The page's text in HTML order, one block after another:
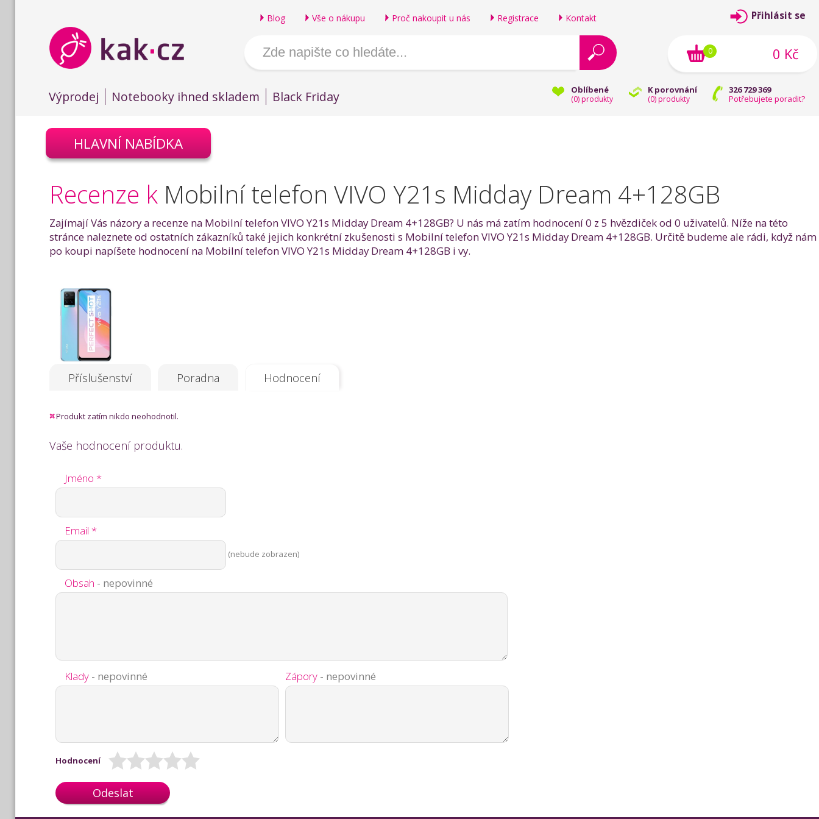
Blog Vše o nákupu Proč nakoupit u nás Registrace Kontakt
Oblíbené
(0) produkty
K porovnání
(0) produkty
326 729 369
Potřebujete poradit?
Výprodej Notebooky ihned skladem Black Friday
Přihlásit se
0 Kč
0
HLAVNÍ NABÍDKA
Recenze k Mobilní telefon VIVO Y21s Midday Dream 4+128GB
Zajímají Vás názory a recenze na Mobilní telefon VIVO Y21s Midday Dream 4+128GB? U nás má zatím hodnocení 0 z 5 hvězdiček od 0 uživatelů. Níže na této
stránce naleznete od ostatních zákazníků také jejich konkrétní zkušenosti s Mobilní telefon VIVO Y21s Midday Dream 4+128GB. Určitě budeme ale rádi, když nám
po koupi napíšete hodnocení na Mobilní telefon VIVO Y21s Midday Dream 4+128GB i vy.
Příslušenství Poradna Hodnocení
Produkt zatím nikdo neohodnotil.
Vaše hodnocení produktu.
Jméno *
Email *
(nebude zobrazen)
Obsah - nepovinné
Klady - nepovinné Zápory - nepovinné
Hodnocení
Odeslat